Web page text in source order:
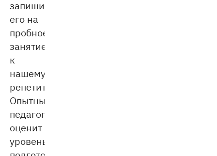
запишите
его на
пробное
занятие
к
нашему
репетитору.
Опытный
педагог
оценит
уровень